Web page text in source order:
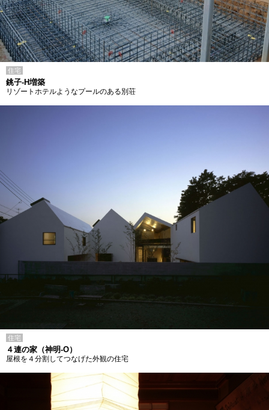
住宅
銚子-H増築
リゾートホテルようなプールのある別荘
住宅
４連の家（神明-O）
屋根を４分割してつなげた外観の住宅